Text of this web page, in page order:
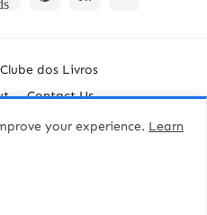
Clube dos Livros
Contact Us
your experience. Learn